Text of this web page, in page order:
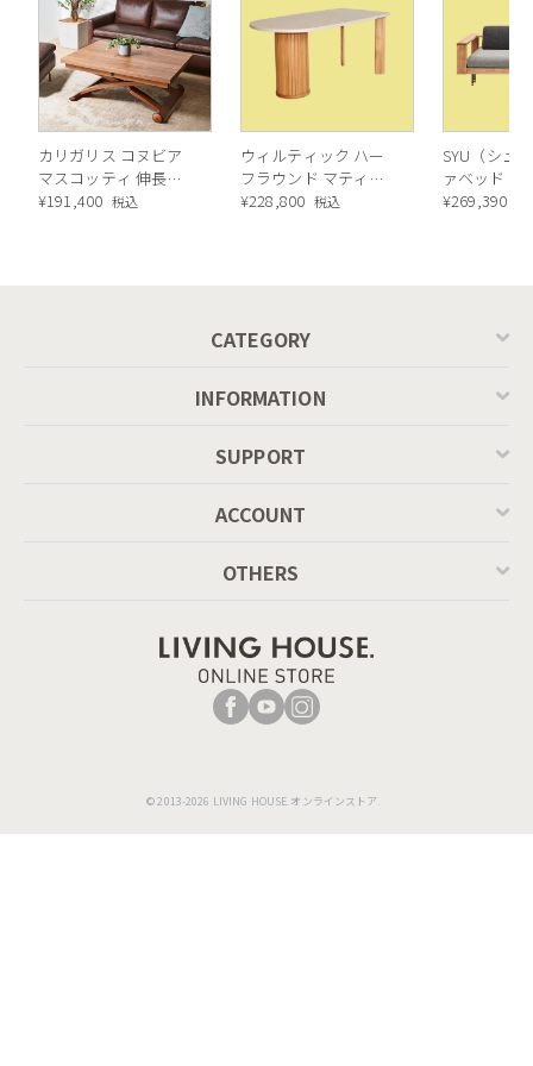
カリガリス コヌビア
マスコッティ 伸長・
昇降式テーブル ／
¥191,400 税込
ウィルティック ハー
フラウンド マティエ
ラ塗装 ダイニングテ
¥228,800 税込
SYU（シュ
ァベッド（
ル）190cm
¥269,390
CATEGORY
INFORMATION
SUPPORT
ACCOUNT
OTHERS
© 2013-2026 LIVING HOUSE.オンラインストア.